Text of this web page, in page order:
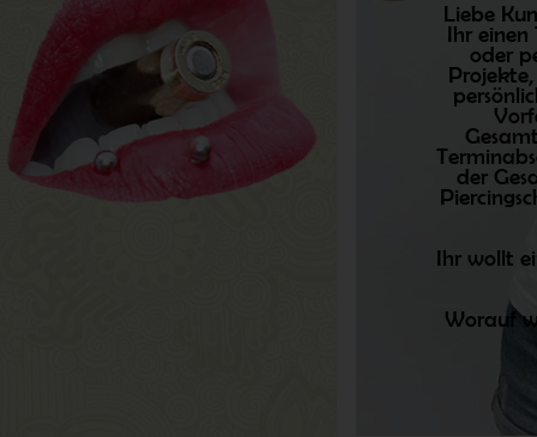
Liebe
Ihr einen
oder
der
Ihr wollt
Worauf